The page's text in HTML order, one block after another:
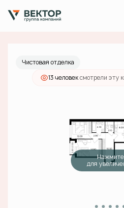
2-комнатная
Ипотекаот 84 087 руб./мес.
Чистовая отделка
13 человексмотрели эту
Нажмите
для